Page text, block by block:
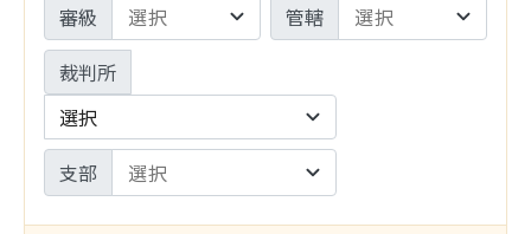
審級
管轄
裁判所
選択
支部